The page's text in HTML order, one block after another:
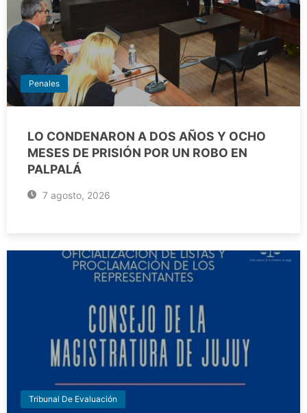
Penales
LO CONDENARON A DOS AÑOS Y OCHO
MESES DE PRISIÓN POR UN ROBO EN
PALPALÁ
7 agosto, 2026
Tribunal De Evaluación